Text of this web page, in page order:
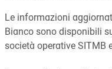
Le informazioni
Bianco sono disponibili
società operative SITMB